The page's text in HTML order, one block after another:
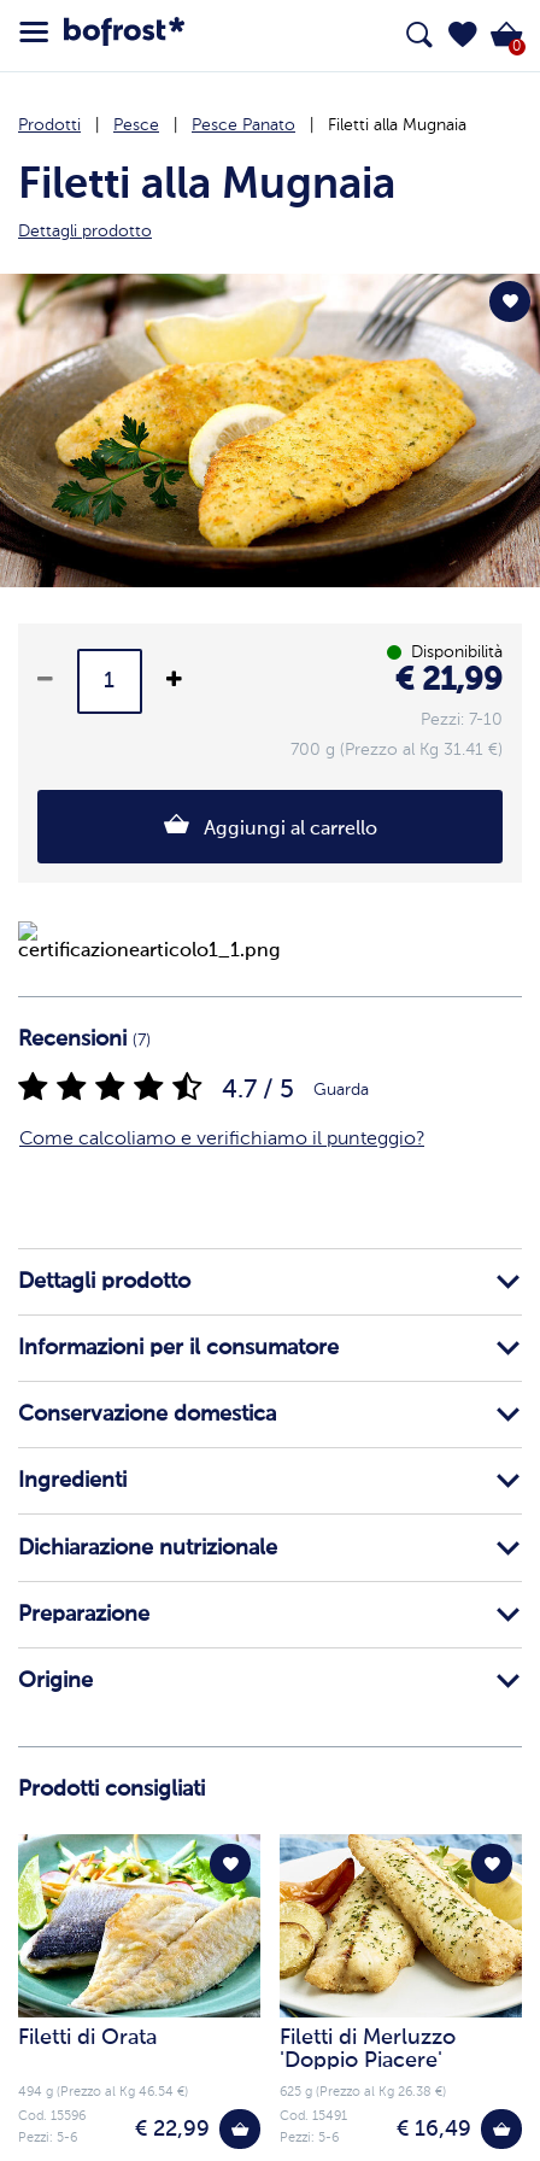
0
Prodotti Pesce Pesce Panato Filetti alla Mugnaia
Filetti alla Mugnaia
Dettagli prodotto
Disponibilità
€ 21,99
Pezzi: 7-10
700 g (Prezzo al Kg 31.41 €)
Aggiungi al carrello
Recensioni (7)
4.7 / 5 Guarda
Come calcoliamo e verifichiamo il punteggio?
Dettagli prodotto
Informazioni per il consumatore
Conservazione domestica
Ingredienti
Dichiarazione nutrizionale
Preparazione
Origine
Prodotti consigliati
Filetti di Orata
494 g (Prezzo al Kg 46.54 €)
€ 22,99
Cod. 15596
Pezzi: 5-6
Filetti di Merluzzo
'Doppio Piacere'
625 g (Prezzo al Kg 26.38 €)
€ 16,49
Cod. 15491
Pezzi: 5-6